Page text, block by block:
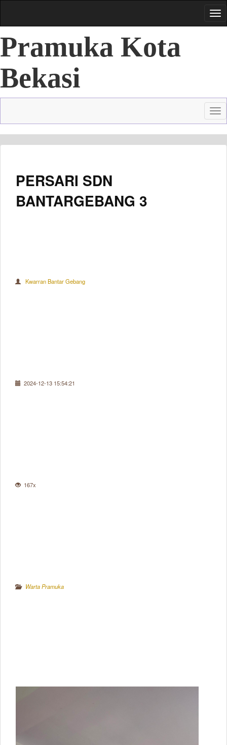
Pramuka Kota
Bekasi
PERSARI SDN
BANTARGEBANG 3
Kwarran Bantar Gebang
2024-12-13 15:54:21
167x
Warta Pramuka